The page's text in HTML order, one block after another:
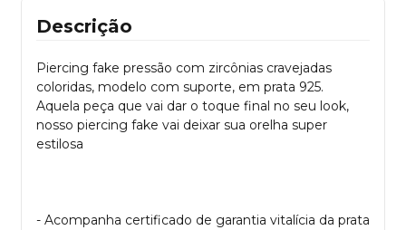
Descrição
Piercing fake pressão com zircônias cravejadas
coloridas, modelo com suporte, em prata 925.
Aquela peça que vai dar o toque final no seu look,
nosso piercing fake vai deixar sua orelha super
estilosa
- Acompanha certificado de garantia vitalícia da prata